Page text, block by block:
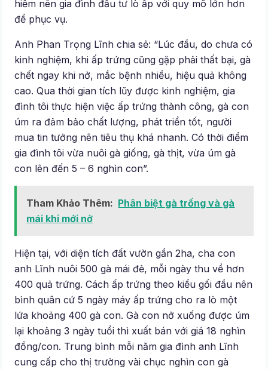
hiếm nên gia đình đầu tư lò ấp với quy mô lớn hơn
để phục vụ.
Anh Phan Trọng Lĩnh chia sẻ: “Lúc đầu, do chưa có
kinh nghiệm, khi ấp trứng cũng gặp phải thất bại, gà
chết ngay khi nở, mắc bệnh nhiều, hiệu quả không
cao. Qua thời gian tích lũy được kinh nghiệm, gia
đình tôi thực hiện việc ấp trứng thành công, gà con
úm ra đảm bảo chất lượng, phát triển tốt, người
mua tin tưởng nên tiêu thụ khá nhanh. Có thời điểm
gia đình tôi vừa nuôi gà giống, gà thịt, vừa úm gà
con lên đến 5 – 6 nghìn con”.
Tham Khảo Thêm: Phân biệt gà trống và gà
mái khi mới nở
Hiện tại, với diện tích đất vườn gần 2ha, cha con
anh Lĩnh nuôi 500 gà mái đẻ, mỗi ngày thu về hơn
400 quả trứng. Cách ấp trứng theo kiểu gối đầu nên
bình quân cứ 5 ngày máy ấp trứng cho ra lò một
lứa khoảng 400 gà con. Gà con nở xuống được úm
lại khoảng 3 ngày tuổi thì xuất bán với giá 18 nghìn
đồng/con. Trung bình mỗi năm gia đình anh Lĩnh
cung cấp cho thị trường vài chục nghìn con gà